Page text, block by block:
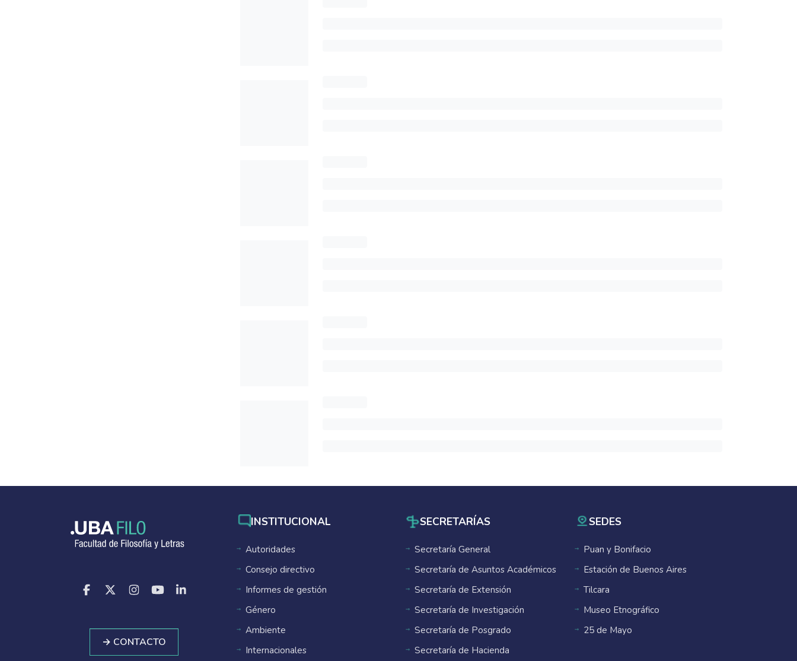
→ CONTACTO
INSTITUCIONAL
Autoridades
Consejo directivo
Informes de gestión
Género
Ambiente
Internacionales
SECRETARÍAS
Secretaría General
Secretaría de Asuntos Académicos
Secretaría de Extensión
Secretaría de Investigación
Secretaría de Posgrado
Secretaría de Hacienda
SEDES
Puan y Bonifacio
Estación de Buenos Aires
Tilcara
Museo Etnográfico
25 de Mayo